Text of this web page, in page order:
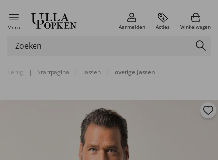
Menu Aanmelden Acties Winkelwagen
Terug | Startpagina | Jassen | overige Jassen